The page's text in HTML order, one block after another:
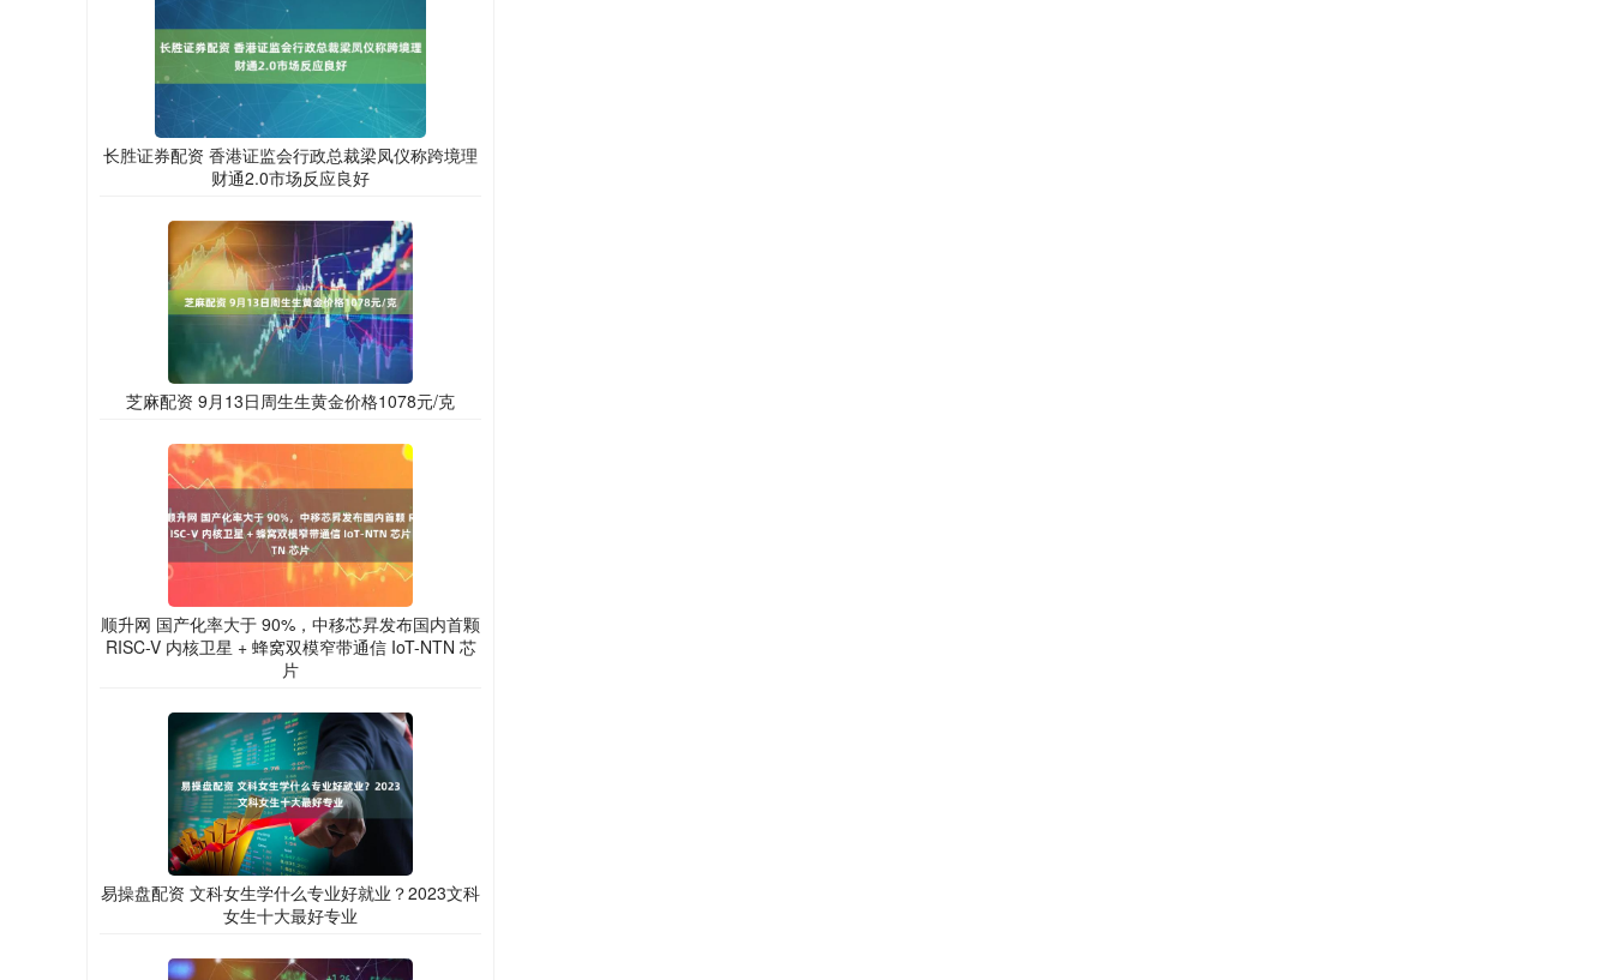
长胜证券配资 香港证监会行政总裁梁凤仪称跨境理
财通2.0市场反应良好
芝麻配资 9月13日周生生黄金价格1078元/克
顺升网 国产化率大于 90%，中移芯昇发布国内首颗
RISC-V 内核卫星 + 蜂窝双模窄带通信 IoT-NTN 芯
片
易操盘配资 文科女生学什么专业好就业？2023文科
女生十大最好专业